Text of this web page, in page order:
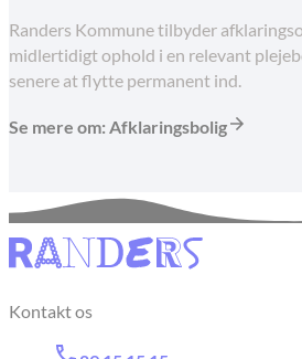
Randers Kommune tilbyder
midlertidigt ophold i en relevant
senere at flytte permanent ind.
Se mere om: Afklaringsbolig
Kontakt os